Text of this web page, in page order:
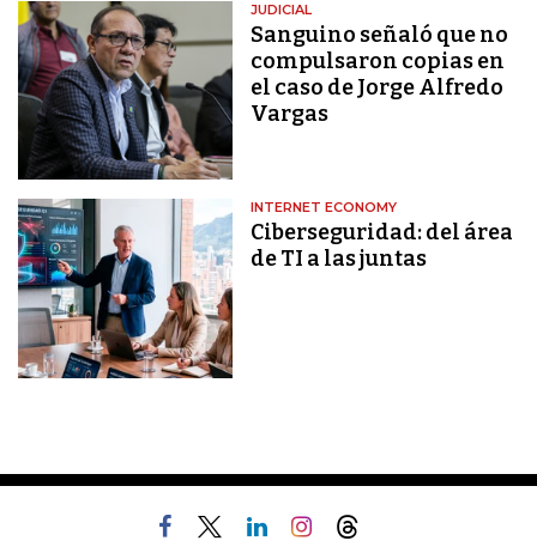
JUDICIAL
Sanguino señaló que no
compulsaron copias en
el caso de Jorge Alfredo
Vargas
INTERNET ECONOMY
Ciberseguridad: del área
de TI a las juntas